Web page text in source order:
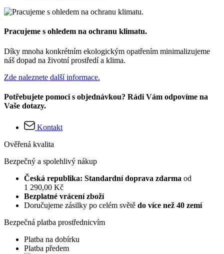
Pracujeme s ohledem na ochranu klimatu.
Díky mnoha konkrétním ekologickým opatřením minimalizujeme
náš dopad na životní prostředí a klima.
Zde naleznete další informace.
Potřebujete pomoci s objednávkou? Rádi Vám odpovíme na
Vaše dotazy.
Kontakt
Ověřená kvalita
Bezpečný a spolehlivý nákup
Česká republika: Standardní doprava zdarma od
1 290,00 Kč
Bezplatné vrácení zboží
Doručujeme zásilky po celém světě do více než 40 zemí
Bezpečná platba prostřednicvím
Platba na dobírku
Platba předem